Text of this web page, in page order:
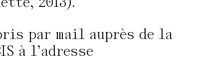
2013).
par mail auprès de la
à l’adresse